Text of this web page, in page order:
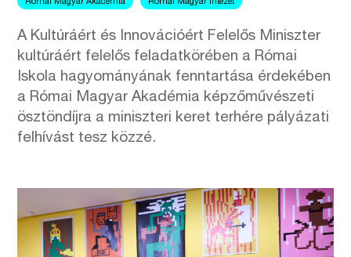
Római Magyar Akadémia Római Magyar Intézet
A Kultúráért és Innovációért Felelős Miniszter
kultúráért felelős feladatkörében a Római
Iskola hagyományának fenntartása érdekében
a Római Magyar Akadémia képzőművészeti
ösztöndíjra a miniszteri keret terhére pályázati
felhívást tesz közzé.